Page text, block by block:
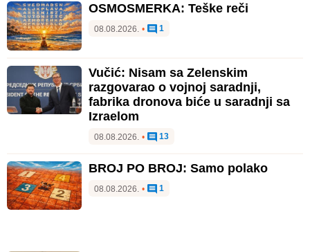
OSMOSMERKA: Teške reči
08.08.2026. • 1
Vučić: Nisam sa Zelenskim
razgovarao o vojnoj saradnji,
fabrika dronova biće u saradnji sa
Izraelom
08.08.2026. • 13
BROJ PO BROJ: Samo polako
08.08.2026. • 1